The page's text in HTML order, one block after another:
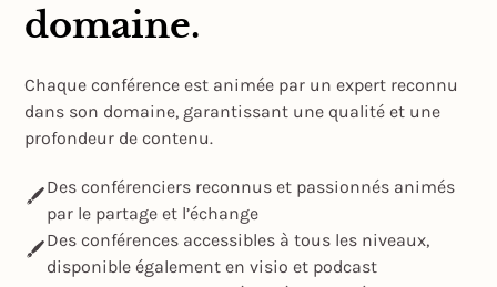
domaine.
Chaque conférence est animée par un expert reconnu
dans son domaine, garantissant une qualité et une
profondeur de contenu.
Des conférenciers reconnus et passionnés animés
par le partage et l’échange
Des conférences accessibles à tous les niveaux,
disponible également en visio et podcast